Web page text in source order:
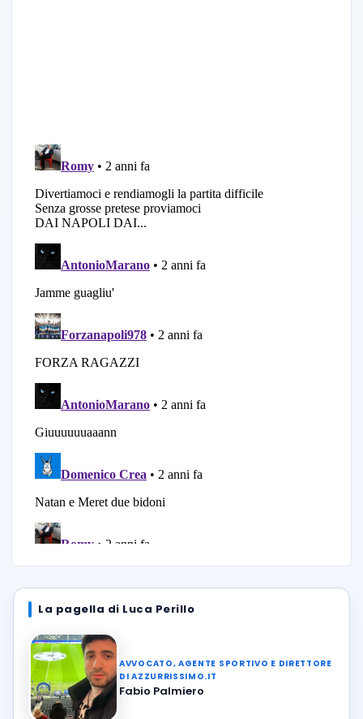
La pagella di Luca Perillo
AVVOCATO, AGENTE SPORTIVO E DIRETTORE
DI AZZURRISSIMO.IT
Fabio Palmiero